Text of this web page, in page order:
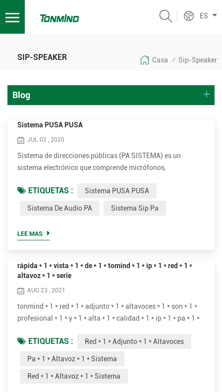
ES
SIP-SPEAKER Casa / Sip-Speaker
Blog
Sistema PUSA PUSA
JUL 02 , 2020
Sistema de direcciones públicas (PA SISTEMA) es un
sistema electrónico que comprende micrófonos,
volumen aparente (sonoridad) de una voz humana,
instrumento musical u otra fuente de sonido acústica o
artista, etc. sea lo suficient...
ETIQUETAS : Sistema PUSA PUSA
Sistema De Audio PA Sistema Sip Pa
LEE MAS
rápida * 1 * vista * 1 * de * 1 * tomind * 1 * ip * 1 * red * 1 *
altavoz * 1 * serie
AUG 23 , 2021
tonmind * 1 * red * 1 * adjunto * 1 * altavoces * 1 * son * 1 *
profesional * 1 * y * 1 * alta * 1 * calidad * 1 * ip * 1 * pa * 1 *
para * 1 * en vivo * 1 * o * 1 * programados * 1 * voz * 1 *
mensajes * 1 * para reproducir * 1 * fondo * 1 * música, * 1 *
enlace .* 1 ...
ETIQUETAS : Red * 1 * Adjunto * 1 * Altavoces
Pa * 1 * Altavoz * 1 * Sistema
Red * 1 * Altavoz * 1 * Sistema